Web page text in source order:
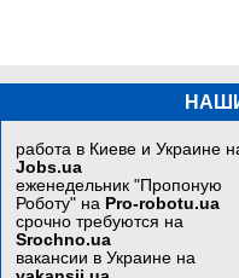
работа в Киеве и Украине
Jobs.ua
еженедельник "Пропоную
Роботу" на Pro-robotu.ua
срочно требуются на
Srochno.ua
вакансии в Украине на